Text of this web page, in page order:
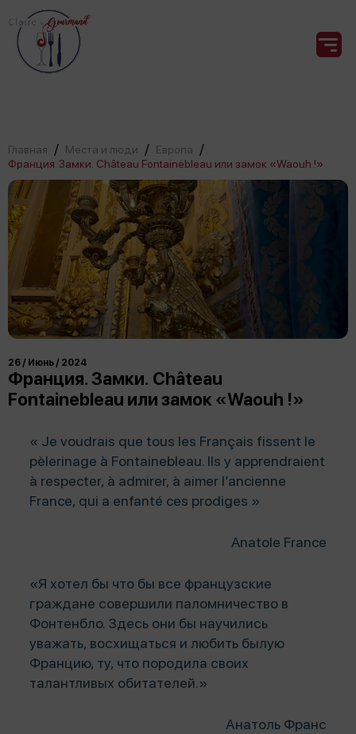
Главная / Места и люди / Европа /
Франция. Замки. Château Fontainebleau или замок «Waouh !»
Франция. Замки. Château
Fontainebleau или замок «Waouh !»
26 / Июнь / 2024
« Je voudrais que tous les Français fissent le
pèlerinage à Fontainebleau. Ils y apprendraient
à respecter, à admirer, à aimer l’ancienne
France, qui a enfanté ces prodiges »
Anatole France
«Я хотел бы что бы все французские
граждане совершили паломничество в
Фонтенбло. Здесь они бы научились
уважать, восхищаться и любить былую
Францию, ту, что породила своих
талантливых обитателей.»
Анатоль Франс